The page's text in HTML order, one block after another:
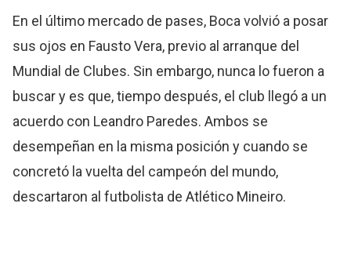
En el último mercado de pases, Boca volvió a posar
sus ojos en Fausto Vera, previo al arranque del
Mundial de Clubes. Sin embargo, nunca lo fueron a
buscar y es que, tiempo después, el club llegó a un
acuerdo con Leandro Paredes. Ambos se
desempeñan en la misma posición y cuando se
concretó la vuelta del campeón del mundo,
descartaron al futbolista de Atlético Mineiro.